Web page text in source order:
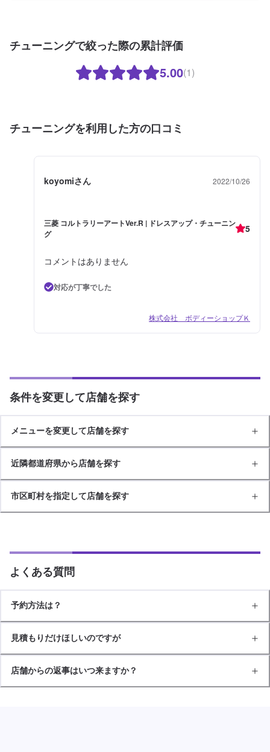
チューニングで絞った際の累計評価
5.00(1)
チューニングを利用した方の口コミ
koyomiさん 2022/10/26
三菱 コルトラリーアートVer.R | ドレスアップ・チューニン
グ
5
コメントはありません
対応が丁寧でした
株式会社 ボディーショップＫ
条件を変更して店舗を探す
メニューを変更して店舗を探す
近隣都道府県から店舗を探す
市区町村を指定して店舗を探す
よくある質問
予約方法は？
見積もりだけほしいのですが
店舗からの返事はいつ来ますか？